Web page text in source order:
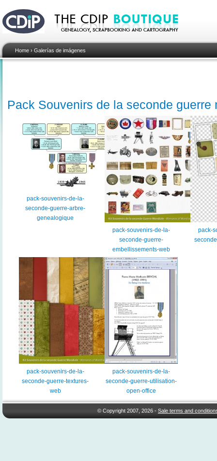
Home › Galerías de imágenes
Pack Souvenirs de la seconde guerre
pack-souvenirs-de-la-
seconde-guerre-arbre-
genealogique
pack-souvenirs-de-la-
seconde-guerre-
embellissements-web
pack-
pack-souvenirs-de-la-
seconde-guerre-textures-
web
pack-souvenirs-de-la-
seconde-guerre-utilisation-
open-office
© Copyright 2007, 2026 -Sale terms and